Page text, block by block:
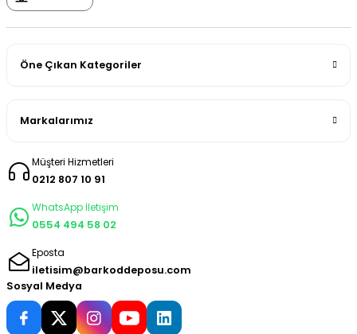
Öne Çıkan Kategoriler
Markalarımız
Müşteri Hizmetleri
0212 807 10 91
WhatsApp İletişim
0554 494 58 02
Eposta
iletisim@barkoddeposu.com
Sosyal Medya